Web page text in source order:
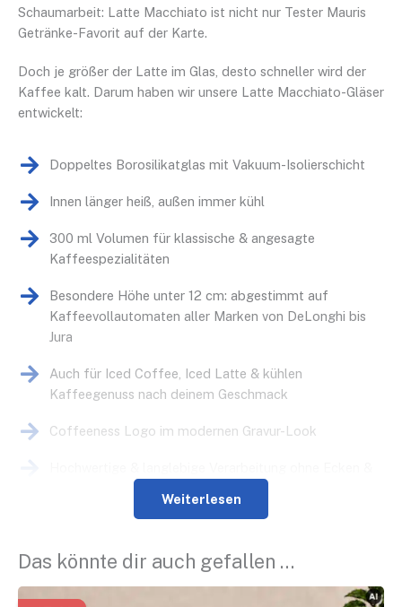
Schaumarbeit: Latte Macchiato ist nicht nur Tester Mauris
Getränke-Favorit auf der Karte.
Doch je größer der Latte im Glas, desto schneller wird der
Kaffee kalt. Darum haben wir unsere Latte Macchiato-Gläser
entwickelt:
Doppeltes Borosilikatglas mit Vakuum-Isolierschicht
Innen länger heiß, außen immer kühl
300 ml Volumen für klassische & angesagte
Kaffeespezialitäten
Besondere Höhe unter 12 cm: abgestimmt auf
Kaffeevollautomaten aller Marken von DeLonghi bis
Jura
Auch für Iced Coffee, Iced Latte & kühlen
Kaffeegenuss nach deinem Geschmack
Coffeeness Logo im modernen Gravur-Look
Weiterlesen
Das könnte dir auch gefallen …